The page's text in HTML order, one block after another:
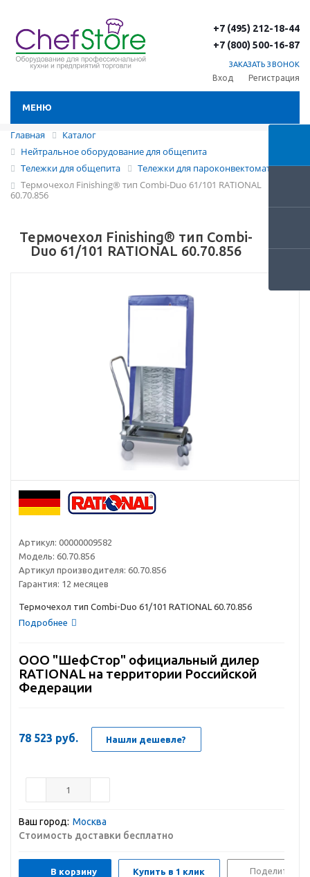
+7 (495) 212-18-44
+7 (800) 500-16-87
ЗАКАЗАТЬ ЗВОНОК
Вход Регистрация
МЕНЮ
Главная
Каталог
Нейтральное оборудование для общепита
Тележки для общепита
Тележки для пароконвектоматов
Термочехол Finishing® тип Combi-Duo 61/101 RATIONAL
60.70.856
Термочехол Finishing® тип Combi-
Duo 61/101 RATIONAL 60.70.856
Артикул: 00000009582
Модель: 60.70.856
Артикул производителя: 60.70.856
Гарантия: 12 месяцев
Термочехол тип Combi-Duo 61/101 RATIONAL 60.70.856
Подробнее
ООО "ШефСтор" официальный дилер
RATIONAL на территории Российской
Федерации
78 523 руб. Нашли дешевле?
Ваш город: Москва
Стоимость доставки бесплатно
В корзину Купить в 1 клик Поделиться